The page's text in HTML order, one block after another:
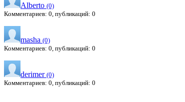
Alberto (0)
Комментариев: 0, публикаций: 0
masha (0)
Комментариев: 0, публикаций: 0
derimer (0)
Комментариев: 0, публикаций: 0